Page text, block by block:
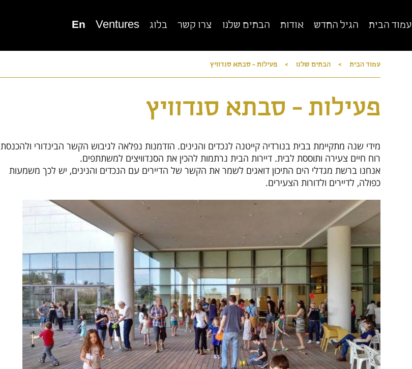
עמוד הבית הגיל החדש אודות הבתים שלנו צרו קשר בלוג Ventures
En
רשת מגדלי הים התיכון
הרשת הגדולה, הותיקה והמובילה בישראל לדיור
דיור מוגן בכפר סבא דיור מוגן בנורדיה
עמוד הבית > הבתים שלנו > פעילות - סבתא סנדוויץ
פעילות - סבתא סנדוויץ
מידי שנה מתקיימת בבית בנורדיה קייטנה לנכדים והנינים. הזדמנות נפלאה לגיבוש הקשר הבינדורי ולהכנסת
רוח חיים צעירה ותוססת לבית. דיירות הבית נרתמות להכין את הסנדוויצים למשתתפים.
אנחנו ברשת מגדלי הים התיכון דואגים לשמר את הקשר של הדיירים עם הנכדים והנינים, יש לכך משמעות
כפולה, לדיירים ולדורות הצעירים.